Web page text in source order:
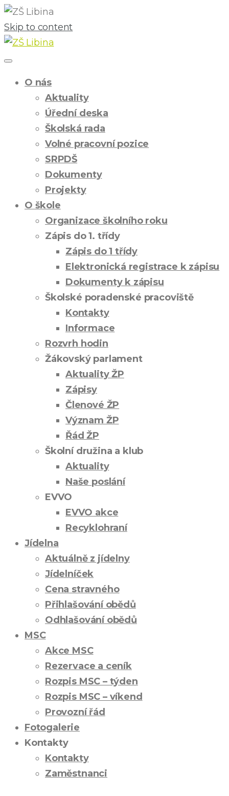
Skip to content
O nás
Aktuality
Úřední deska
Školská rada
Volné pracovní pozice
SRPDŠ
Dokumenty
Projekty
O škole
Organizace školního roku
Zápis do 1. třídy
Zápis do 1 třídy
Elektronická registrace k zápisu
Dokumenty k zápisu
Školské poradenské pracoviště
Kontakty
Informace
Rozvrh hodin
Žákovský parlament
Aktuality ŽP
Zápisy
Členové ŽP
Význam ŽP
Řád ŽP
Školní družina a klub
Aktuality
Naše poslání
EVVO
EVVO akce
Recyklohraní
Jídelna
Aktuálně z jídelny
Jídelníček
Cena stravného
Přihlašování obědů
Odhlašování obědů
MSC
Akce MSC
Rezervace a ceník
Rozpis MSC – týden
Rozpis MSC – víkend
Provozní řád
Fotogalerie
Kontakty
Kontakty
Zaměstnanci